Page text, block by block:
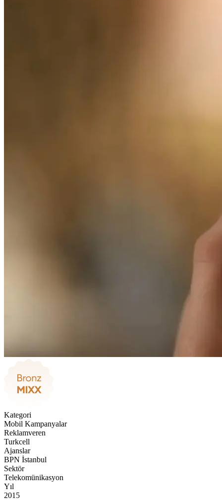
Kategori
Mobil Kampanyalar
Reklamveren
Turkcell
Ajanslar
BPN İstanbul
Sektör
Telekomünikasyon
Yıl
2015